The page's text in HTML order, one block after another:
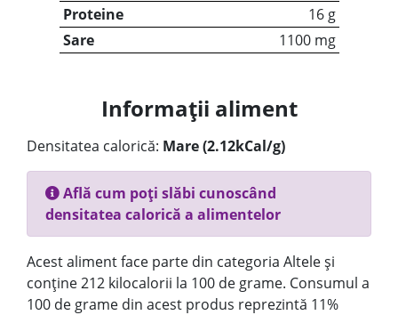
Proteine
16 g
Sare
1100 mg
Informații aliment
Densitatea calorică: Mare (2.12kCal/g)
Află cum poți slăbi cunoscând
densitatea calorică a alimentelor
Acest aliment face parte din categoria Altele și
conține 212 kilocalorii la 100 de grame. Consumul a
100 de grame din acest produs reprezintă 11%